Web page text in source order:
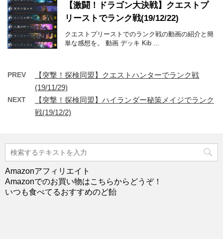
【激闘！ドラゴン大決戦】クエストプ
リーストでランク戦(19/12/22)
クエストプリーストでのランク戦の動画の紹介と簡
単な感想を。 動画 デッキ Kib ...
PREV
【突撃！探検同盟】クエストハンターでランク戦
(19/11/29)
NEXT
【突撃！探検同盟】ハイランダー秘策メイジでランク
戦(19/12/2)
Amazonアフィリエイト
Amazonでのお買い物はこちらからどうぞ！
いつも食べてるおすすめのど飴